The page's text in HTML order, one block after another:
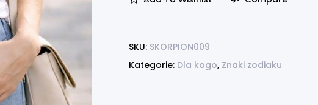
SKU: SKORPION009
Kategorie: Dla kogo, Znaki zodiaku